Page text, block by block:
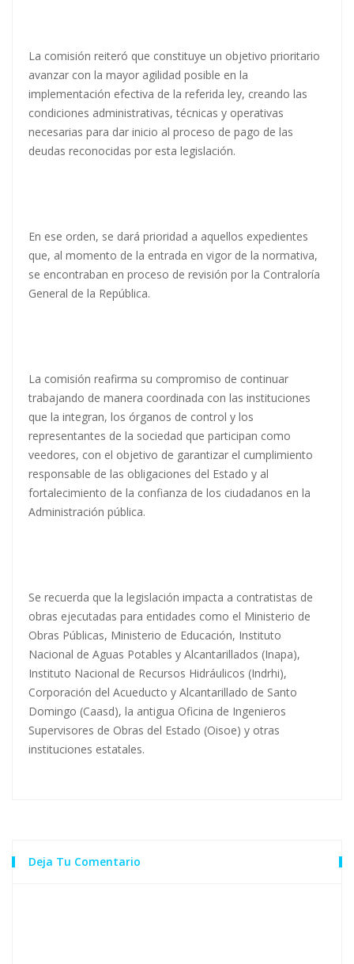
La comisión reiteró que constituye un objetivo prioritario
avanzar con la mayor agilidad posible en la
implementación efectiva de la referida ley, creando las
condiciones administrativas, técnicas y operativas
necesarias para dar inicio al proceso de pago de las
deudas reconocidas por esta legislación.
En ese orden, se dará prioridad a aquellos expedientes
que, al momento de la entrada en vigor de la normativa,
se encontraban en proceso de revisión por la Contraloría
General de la República.
La comisión reafirma su compromiso de continuar
trabajando de manera coordinada con las instituciones
que la integran, los órganos de control y los
representantes de la sociedad que participan como
veedores, con el objetivo de garantizar el cumplimiento
responsable de las obligaciones del Estado y al
fortalecimiento de la confianza de los ciudadanos en la
Administración pública.
Se recuerda que la legislación impacta a contratistas de
obras ejecutadas para entidades como el Ministerio de
Obras Públicas, Ministerio de Educación, Instituto
Nacional de Aguas Potables y Alcantarillados (Inapa),
Instituto Nacional de Recursos Hidráulicos (Indrhi),
Corporación del Acueducto y Alcantarillado de Santo
Domingo (Caasd), la antigua Oficina de Ingenieros
Supervisores de Obras del Estado (Oisoe) y otras
instituciones estatales.
Deja Tu Comentario